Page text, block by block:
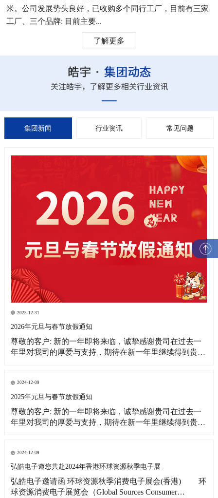
米。公司发展势头良好，已收购多个同行工厂，目前有三家
工厂、三个品牌: 目前主要...
了解更多
集团新闻 行业资讯 常见问题
2025-12-31
2026年元旦与春节放假通知
尊敬的客户: 新的一年即将来临，诚挚感谢贵司在过去一
年里对我司的厚爱与支持，期待在新一年里继续得到贵司
单需求，提前做好春节期间物料准备工作，现将我司放假
相关事宜通知如下: 1、元旦放假
2024-12-09
2025年元旦与春节放假通知
尊敬的客户: 新的一年即将来临，诚挚感谢贵司在过去一
年里对我司的厚爱与支持，期待在新一年里继续得到贵司
求，提前做好春节期间物料准备工作，现将我司放假相关
事宜通知如下: 1、元旦放假时间：2025
2024-12-09
弘皓电子邀您共赴2024年香港环球资源秋季电子展
弘皓电子邀请函 环球资源秋季消费电子展会(香港) 环
球资源消费电子展览会（Global Sources Consumer